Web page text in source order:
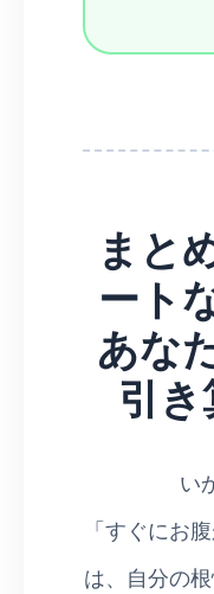
まと
ート
あな
引
い
「すぐにお
は、自分の